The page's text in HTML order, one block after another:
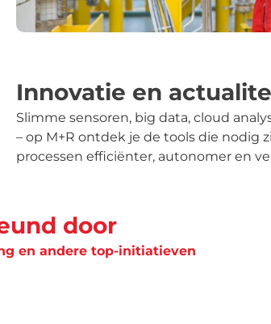
Innovatie en
Slimme sensoren, big data, cloud
– op M+R ontdek je de tools die nodig
processen efficiënter, autonomer en
door
en andere top-initiatieven